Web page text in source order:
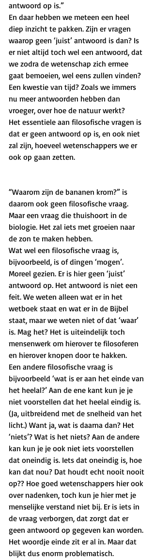
antwoord op is.”
En daar hebben we meteen een heel
diep inzicht te pakken. Zijn er vragen
waarop geen ‘juist’ antwoord is dan? Is
er niet altijd toch wel een antwoord, dat
we zodra de wetenschap zich ermee
gaat bemoeien, wel eens zullen vinden?
Een kwestie van tijd? Zoals we immers
nu meer antwoorden hebben dan
vroeger, over hoe de natuur werkt?
Het essentiele aan filosofische vragen is
dat er geen antwoord op is, en ook niet
zal zijn, hoeveel wetenschappers we er
ook op gaan zetten.
“Waarom zijn de bananen krom?” is
daarom ook geen filosofische vraag.
Maar een vraag die thuishoort in de
biologie. Het zal iets met groeien naar
de zon te maken hebben.
Wat wel een filosofische vraag is,
bijvoorbeeld, is of dingen ‘mogen’.
Moreel gezien. Er is hier geen ‘juist’
antwoord op. Het antwoord is niet een
feit. We weten alleen wat er in het
wetboek staat en wat er in de Bijbel
staat, maar we weten niet of dat ‘waar’
is. Mag het? Het is uiteindelijk toch
mensenwerk om hierover te filosoferen
en hierover knopen door te hakken.
Een andere filosofische vraag is
bijvoorbeeld ‘wat is er aan het einde van
het heelal?’ Aan de ene kant kun je je
niet voorstellen dat het heelal eindig is.
(Ja, uitbreidend met de snelheid van het
licht.) Want ja, wat is daarna dan? Het
‘niets’? Wat is het niets? Aan de andere
kan kun je je ook niet iets voorstellen
dat oneindig is. Iets dat oneindig is, hoe
kan dat nou? Dat houdt echt nooit nooit
op?? Hoe goed wetenschappers hier ook
over nadenken, toch kun je hier met je
menselijke verstand niet bij. Er is iets in
de vraag verborgen, dat zorgt dat er
geen antwoord op gegeven kan worden.
Het woordje einde zit er al in. Maar dat
blijkt dus enorm problematisch.